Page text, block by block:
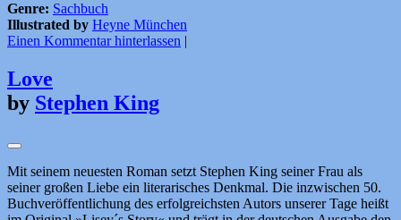
Genre: Sachbuch
Illustrated by Heyne München
Einen Kommentar hinterlassen |
Love
by Stephen King
Mit seinem neuesten Roman setzt Stephen King seiner Frau als
seiner großen Liebe ein literarisches Denkmal. Die inzwischen 50.
Buchveröffentlichung des erfolgreichsten Autors unserer Tage heißt